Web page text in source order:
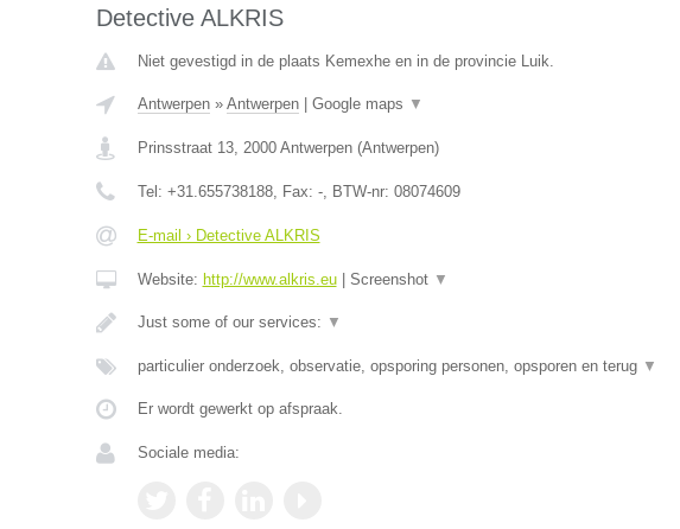
Detective ALKRIS
Niet gevestigd in de plaats Kemexhe en in de provincie Luik.
Antwerpen» Antwerpen| Google maps ▼
Prinsstraat 13, 2000 Antwerpen(Antwerpen)
Tel: +31.655738188, Fax: -, BTW-nr: 08074609
E-mail › Detective ALKRIS
Website: http://www.alkris.eu| Screenshot ▼
Just some of our services: ▼
particulier onderzoek, observatie, opsporing personen, opsporen en terug ▼
Er wordt gewerkt op afspraak.
Sociale media: